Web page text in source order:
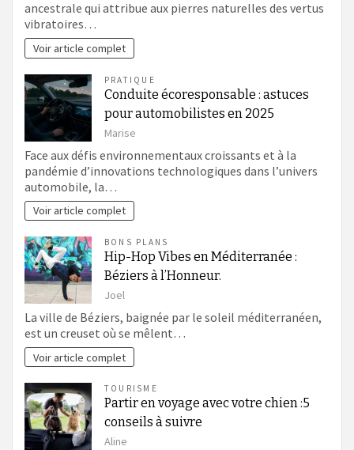
ancestrale qui attribue aux pierres naturelles des vertus
vibratoires…
Voir article complet
PRATIQUE
Conduite écoresponsable : astuces
pour automobilistes en 2025
Marise
Face aux défis environnementaux croissants et à la
pandémie d’innovations technologiques dans l’univers
automobile, la…
Voir article complet
BONS PLANS
Hip-Hop Vibes en Méditerranée :
Béziers à l’Honneur.
Joel
La ville de Béziers, baignée par le soleil méditerranéen,
est un creuset où se mêlent…
Voir article complet
TOURISME
Partir en voyage avec votre chien :5
conseils à suivre
Aline